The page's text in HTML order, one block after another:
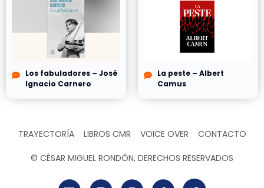
Los fabuladores – José
Ignacio Carnero
La peste – Albert
Camus
TRAYECTORÍA LIBROS CMR VOICE OVER CONTACTO
© CÉSAR MIGUEL RONDÓN, DERECHOS RESERVADOS